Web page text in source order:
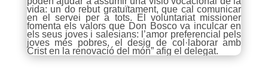
vida: un do rebut gratuïtament, que cal comunicar
en el servei per a tots. El voluntariat missioner
fomenta els valors que Don Bosco va inculcar en
els seus joves i salesians: l’amor preferencial pels
joves més pobres, el desig de col·laborar amb
Crist en la renovació del món” afig el delegat.